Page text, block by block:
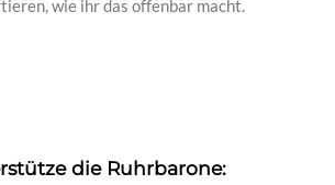
wie ihr das offenbar macht.
die Ruhrbarone: